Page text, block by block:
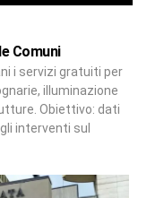
Comuni
i servizi gratuiti per
illuminazione
Obiettivo: dati
interventi sul